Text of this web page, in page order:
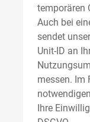
temporären
Auch bei
sendet
Unit-ID an
messen. Im
Ihre